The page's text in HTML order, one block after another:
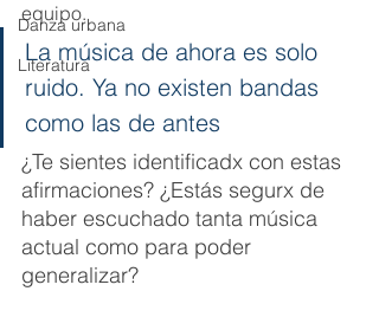
Danza urbana
Literatura
equipo.
La música de ahora es solo
ruido. Ya no existen bandas
como las de antes
¿Te sientes identificadx con estas
afirmaciones? ¿Estás segurx de
haber escuchado tanta música
actual como para poder
generalizar?